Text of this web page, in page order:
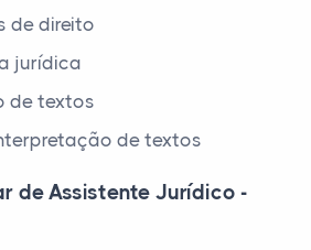
de direito
jurídica
de textos
de textos
de Assistente Jurídico -